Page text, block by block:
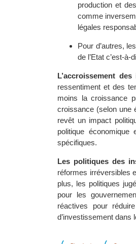
production et
comme
légales
Pour d’autres,
de l’Etat c’est-
L’accroissement
ressentiment et des
moins la croissance
croissance (selon une
revêt un impact
politique économique
spécifiques.
Les politiques des
réformes irréversibles
plus, les politiques
pour les
réactives pour
d’investissement dans